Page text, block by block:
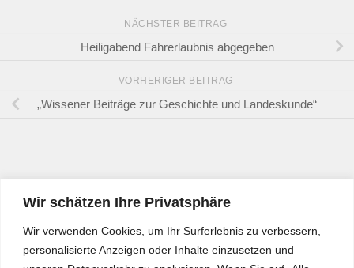
Wir schätzen Ihre Privatsphäre
Wir verwenden Cookies, um Ihr Surferlebnis zu verbessern,
personalisierte Anzeigen oder Inhalte einzusetzen und
NÄCHSTER BEITRAG
Heiligabend Fahrerlaubnis abgegeben
VORHERIGER BEITRAG
„Wissener Beiträge zur Geschichte und Landeskunde“